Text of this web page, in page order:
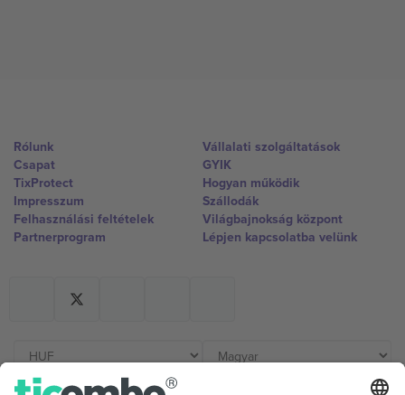
Rólunk
Csapat
TixProtect
Impresszum
Felhasználási feltételek
Partnerprogram
Vállalati szolgáltatások
GYIK
Hogyan működik
Szállodák
Világbajnokság központ
Lépjen kapcsolatba velünk